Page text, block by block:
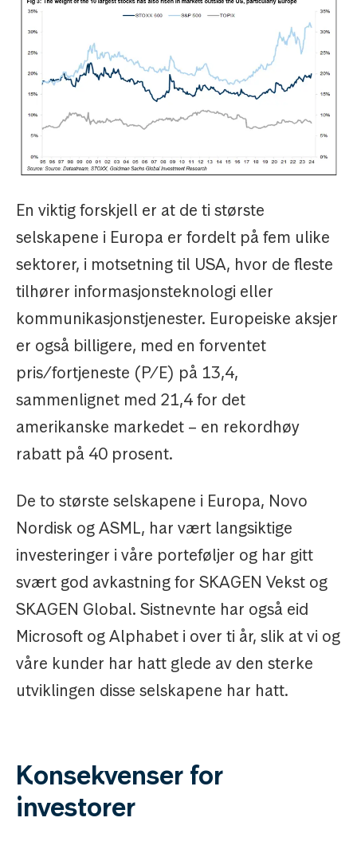
En viktig forskjell er at de ti største
selskapene i Europa er fordelt på fem ulike
sektorer, i motsetning til USA, hvor de fleste
tilhører informasjonsteknologi eller
kommunikasjonstjenester. Europeiske aksjer
er også billigere, med en forventet
pris/fortjeneste (P/E) på 13,4,
sammenlignet med 21,4 for det
amerikanske markedet – en rekordhøy
rabatt på 40 prosent.
De to største selskapene i Europa, Novo
Nordisk og ASML, har vært langsiktige
investeringer i våre porteføljer og har gitt
svært god avkastning for SKAGEN Vekst og
SKAGEN Global. Sistnevnte har også eid
Microsoft og Alphabet i over ti år, slik at vi og
våre kunder har hatt glede av den sterke
utviklingen disse selskapene har hatt.
Konsekvenser for
investorer